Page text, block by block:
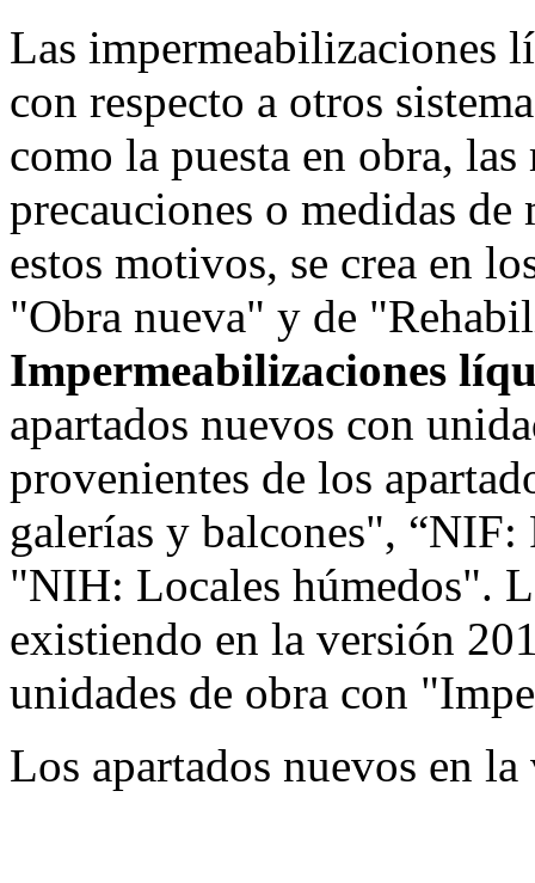
Las impermeabilizaciones
con respecto a otros
como la puesta en obra,
precauciones o medidas
estos motivos, se crea en
"Obra nueva" y de
Impermeabilizaciones
apartados nuevos con
provenientes de los
galerías y balcones", “NIF:
"NIH: Locales húmedos".
existiendo en la versión
unidades de obra con
Los apartados nuevos en